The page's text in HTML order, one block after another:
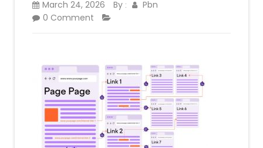
March 24, 2026 By :
Pbn
0 Comment